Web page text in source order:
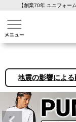
【創業70年 ユニフォー
介護ユニフォーム
地震の影響によ